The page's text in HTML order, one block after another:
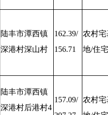
陆丰市潭西镇
深港村深山村
162.39/
156.71
农村宅
地/住宅
陆丰市潭西镇
深港村后港村4
157.09/
农村宅